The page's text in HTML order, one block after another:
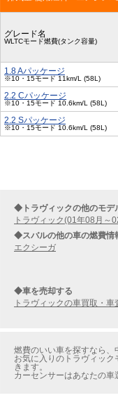
グレード名
WLTCモード燃費(タンク容量)
1.8 Aパッケージ
※10・15モード 11km/L (58L)
2.2 Cパッケージ
※10・15モード 10.6km/L (58L)
2.2 Sパッケージ
※10・15モード 10.6km/L (58L)
◆トラヴィックの他のモデ
トラヴィック(01年08月～
◆スバルの他の車の燃費情
エクシーガ
◆車を売却する
トラヴィックの車買取・車
燃費のいい車を探すなら、
お気に入りのトラヴィッ
きます。
カーセンサーはあなたの車